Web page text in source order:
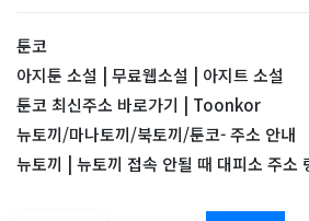
툰코
아지툰 소설 | 무료웹소설 | 아지트 소설
툰코 최신주소 바로가기 | Toonkor
뉴토끼/마나토끼/북토끼/툰코- 주소 안내
뉴토끼 | 뉴토끼 접속 안될 때 대피소 주소